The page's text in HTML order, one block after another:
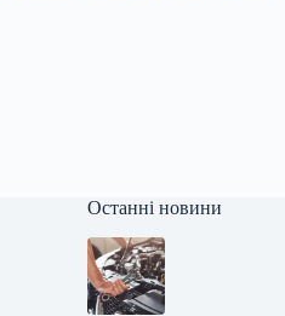
Останні новини